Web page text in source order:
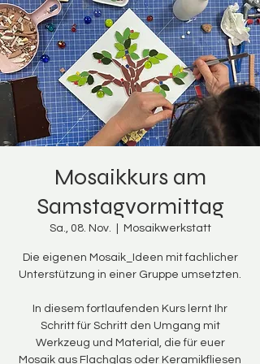
Mosaikkurs am
Samstagvormittag
Sa., 08. Nov. Mosaikwerkstatt
Die eigenen Mosaik_Ideen mit fachlicher
Unterstützung in einer Gruppe umsetzten.
In diesem fortlaufenden Kurs lernt Ihr
Schritt für Schritt den Umgang mit
Werkzeug und Material, die für euer
Mosaik aus Flachglas oder Keramikfliesen